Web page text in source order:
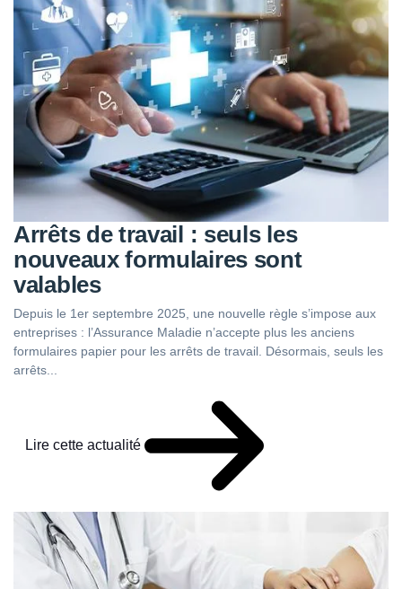
Arrêts de travail : seuls les
nouveaux formulaires sont
valables
Depuis le 1er septembre 2025, une nouvelle règle s’impose aux
entreprises : l’Assurance Maladie n’accepte plus les anciens
formulaires papier pour les arrêts de travail. Désormais, seuls les
arrêts...
Lire cette actualité